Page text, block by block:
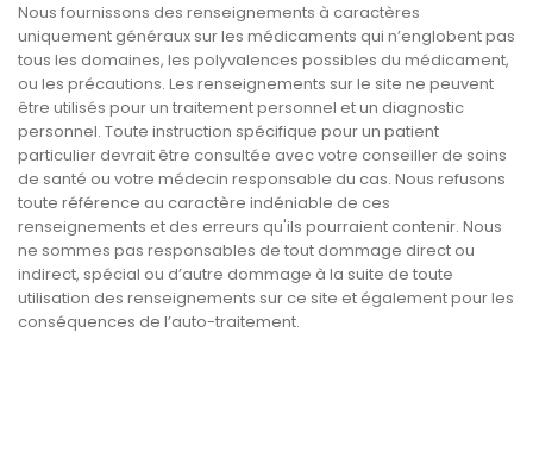
Nous fournissons des renseignements à caractères
uniquement généraux sur les médicaments qui n’englobent pas
tous les domaines, les polyvalences possibles du médicament,
ou les précautions. Les renseignements sur le site ne peuvent
être utilisés pour un traitement personnel et un diagnostic
personnel. Toute instruction spécifique pour un patient
particulier devrait être consultée avec votre conseiller de soins
de santé ou votre médecin responsable du cas. Nous refusons
toute référence au caractère indéniable de ces
renseignements et des erreurs qu'ils pourraient contenir. Nous
ne sommes pas responsables de tout dommage direct ou
indirect, spécial ou d’autre dommage à la suite de toute
utilisation des renseignements sur ce site et également pour les
conséquences de l’auto-traitement.